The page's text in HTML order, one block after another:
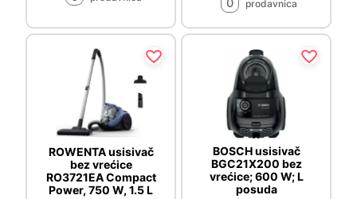
0
prodavnica
ROWENTA usisivač
bez vrećice
RO3721EA Compact
Power, 750 W, 1.5 L
BOSCH usisivač
BGC21X200 bez
vrećice; 600 W; L
posuda